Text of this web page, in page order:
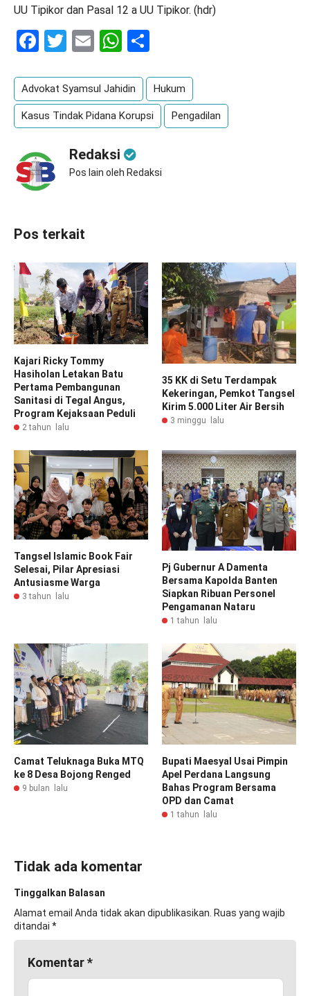
UU Tipikor dan Pasal 12 a UU Tipikor. (hdr)
Facebook
Twitter
EmailWhatsApp
Advokat Syamsul Jahidin Hukum
Kasus Tindak Pidana Korupsi Pengadilan
Redaksi
Pos lain oleh Redaksi
Pos terkait
Kajari Ricky Tommy
Hasiholan Letakan Batu
Pertama Pembangunan
Sanitasi di Tegal Angus,
Program Kejaksaan Peduli
2 tahun lalu
35 KK di Setu Terdampak
Kekeringan, Pemkot Tangsel
Kirim 5.000 Liter Air Bersih
3 minggu lalu
Tangsel Islamic Book Fair
Selesai, Pilar Apresiasi
Antusiasme Warga
3 tahun lalu
Pj Gubernur A Damenta
Bersama Kapolda Banten
Siapkan Ribuan Personel
Pengamanan Nataru
1 tahun lalu
Camat Teluknaga Buka MTQ
ke 8 Desa Bojong Renged
9 bulan lalu
Bupati Maesyal Usai Pimpin
Apel Perdana Langsung
Bahas Program Bersama
OPD dan Camat
1 tahun lalu
Tidak ada komentar
Tinggalkan Balasan
Alamat email Anda tidak akan dipublikasikan. Ruas yang wajib
ditandai *
Komentar*